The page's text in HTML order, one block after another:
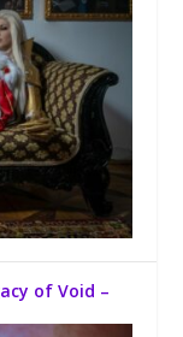
of Void –